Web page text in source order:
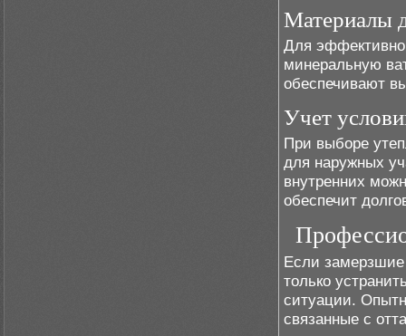
Материалы
Для
минеральную
обеспечивают
Учет
При выборе
для наружных
внутренних
обеспечит
Если
только
ситуации.
связанные с